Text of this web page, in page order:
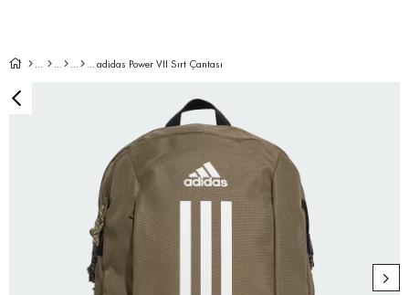
adidas Power VII Sırt Çantası